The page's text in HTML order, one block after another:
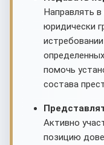
Направлять
юридически
помочь
состава
Активно
позицию